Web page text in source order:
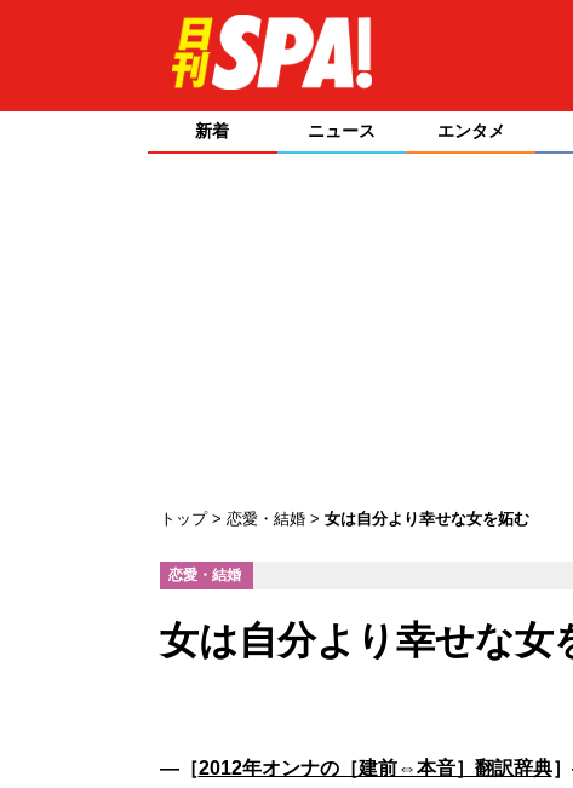
新着 ニュース エンタメ
トップ 恋愛・結婚
女は自分より幸せな女を妬む
恋愛・結婚
女は自分より幸せな女
―［2012年オンナの［建前⇔本音］翻訳辞典